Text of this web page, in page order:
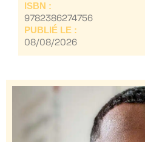
ISBN :
9782386274756
PUBLIÉ LE :
08/08/2026